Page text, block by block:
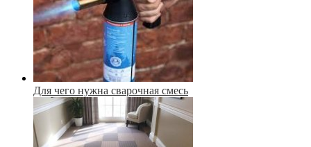
Для чего нужна сварочная смесь